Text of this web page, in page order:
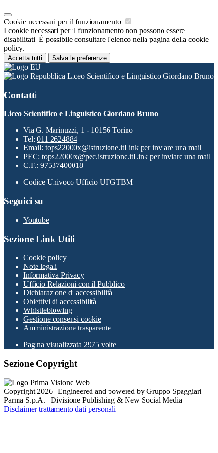
Cookie necessari per il funzionamento
I cookie necessari per il funzionamento non possono essere
disabilitati. È possibile consultare l'elenco nella pagina della cookie
policy.
Accetta tutti Salva le preferenze
Liceo Scientifico e Linguistico Giordano Bruno
Contatti
Liceo Scientifico e Linguistico Giordano Bruno
Via G. Marinuzzi, 1 - 10156 Torino
Tel: 011 2624884
Email: tops22000x@istruzione.itLink per inviare una mail
PEC: tops22000x@pec.istruzione.itLink per inviare una mail
C.F.: 97537400018
Codice Univoco Ufficio UFGTBM
Seguici su
Youtube
Sezione Link Utili
Cookie policy
Note legali
Informativa Privacy
Ufficio Relazioni con il Pubblico
Dichiarazione di accessibilità
Obiettivi di accessibilità
Whistleblowing
Gestione consensi cookie
Amministrazione trasparente
Pagina visualizzata 2975 volte
Sezione Copyright
Copyright 2026 | Engineered and powered by Gruppo Spaggiari
Parma S.p.A. | Divisione Publishing & New Social Media
Disclaimer trattamento dati personali